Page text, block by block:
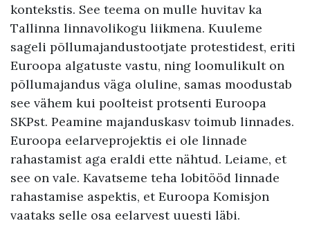
kontekstis. See teema on mulle huvitav ka
Tallinna linnavolikogu liikmena. Kuuleme
sageli põllumajandustootjate protestidest, eriti
Euroopa algatuste vastu, ning loomulikult on
põllumajandus väga oluline, samas moodustab
see vähem kui poolteist protsenti Euroopa
SKPst. Peamine majanduskasv toimub linnades.
Euroopa eelarveprojektis ei ole linnade
rahastamist aga eraldi ette nähtud. Leiame, et
see on vale. Kavatseme teha lobitööd linnade
rahastamise aspektis, et Euroopa Komisjon
vaataks selle osa eelarvest uuesti läbi.